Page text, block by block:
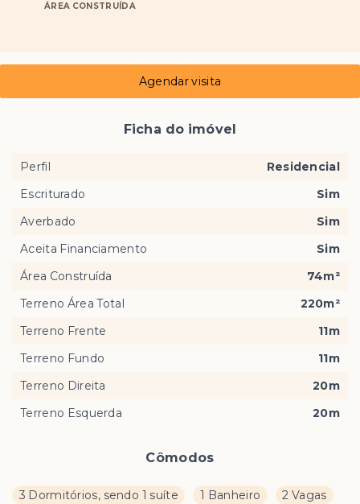
ÁREA CONSTRUÍDA
Cômodos
3 Dormitórios, sendo 1 suíte 1 Banheiro
2 Vagas
Agendar visita
Ficha do imóvel
Perfil
Residencial
Escriturado
Sim
Averbado
Sim
Aceita Financiamento
Sim
Área Construída
74m²
Terreno Área Total
220m²
Terreno Frente
11m
Terreno Fundo
11m
Terreno Direita
20m
Terreno Esquerda
20m